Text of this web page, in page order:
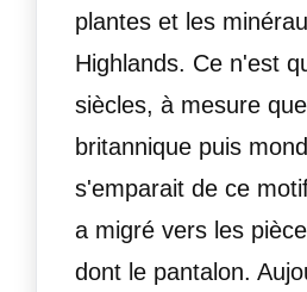
plantes et les
Highlands. Ce n'est
siècles, à mesure
britannique puis
s'emparait de ce
a migré vers les
dont le pantalon.